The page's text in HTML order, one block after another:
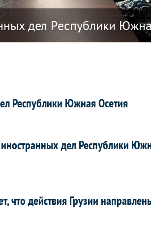
Наоэро о
дел Республики
Республики Южная Осетия
дел Республики
действия Грузии